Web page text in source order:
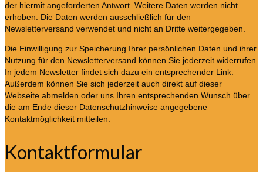
der hiermit angeforderten Antwort. Weitere Daten werden nicht
erhoben. Die Daten werden ausschließlich für den
Newsletterversand verwendet und nicht an Dritte weitergegeben.
Die Einwilligung zur Speicherung Ihrer persönlichen Daten und ihrer
Nutzung für den Newsletterversand können Sie jederzeit widerrufen.
In jedem Newsletter findet sich dazu ein entsprechender Link.
Außerdem können Sie sich jederzeit auch direkt auf dieser
Webseite abmelden oder uns Ihren entsprechenden Wunsch über
die am Ende dieser Datenschutzhinweise angegebene
Kontaktmöglichkeit mitteilen.
Kontaktformular